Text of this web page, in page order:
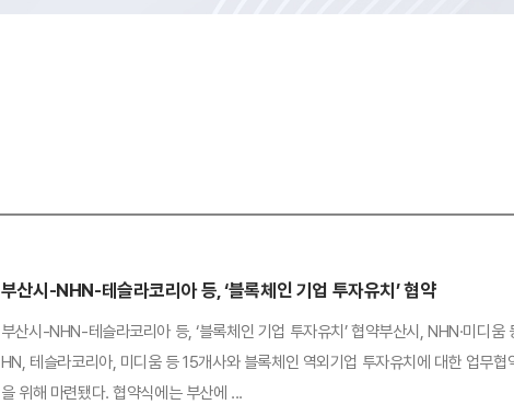
부산시-NHN-테슬라코리아 등, ‘블록체인 기업 투자유치’ 협약
부산시-NHN-테슬라코리아 등, ‘블록체인 기업 투자유치’ 협약부산시, NHN·미디
HN, 테슬라코리아, 미디움 등 15개사와 블록체인 역외기업 투자유치에 대한 업무
을 위해 마련됐다. 협약식에는 부산에 ...